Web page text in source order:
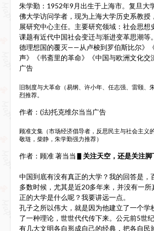
朱学勤：1952年9月出生于上海市。复旦大
佛大学访问学者，现为上海大学历史系教授
展研究中心主任。主要研究领域：社会思想
课题有近代中国社会变迁与渐进变革思潮等
德理想国的覆灭——从卢梭到罗伯斯比尔》《
声》《书斋里的革命》《中国与欧洲文化交
广告
旧制度与大革命（易纲、许小年、任志强、雷颐、
烈推荐。
作者：(法)托克维尔当当广告
顾准文集（市场经济倡导者，反思民主与社会主义
敬琏，柴静，朱学勤强力推荐）
作者：顾准 著当当▋ 关注天空，还是关注脚
中国到底有没有真正的大学？我的回答是，
多数时候，尤其是近20多年来，并没有一所
正的大学是什么呢？我要讲远一点。
孔子之所以伟大，就是因为他建立了一个学
了一种理论，世世代代传下来。公元前5世
有几大文明各自形成自己的经典，把各自民